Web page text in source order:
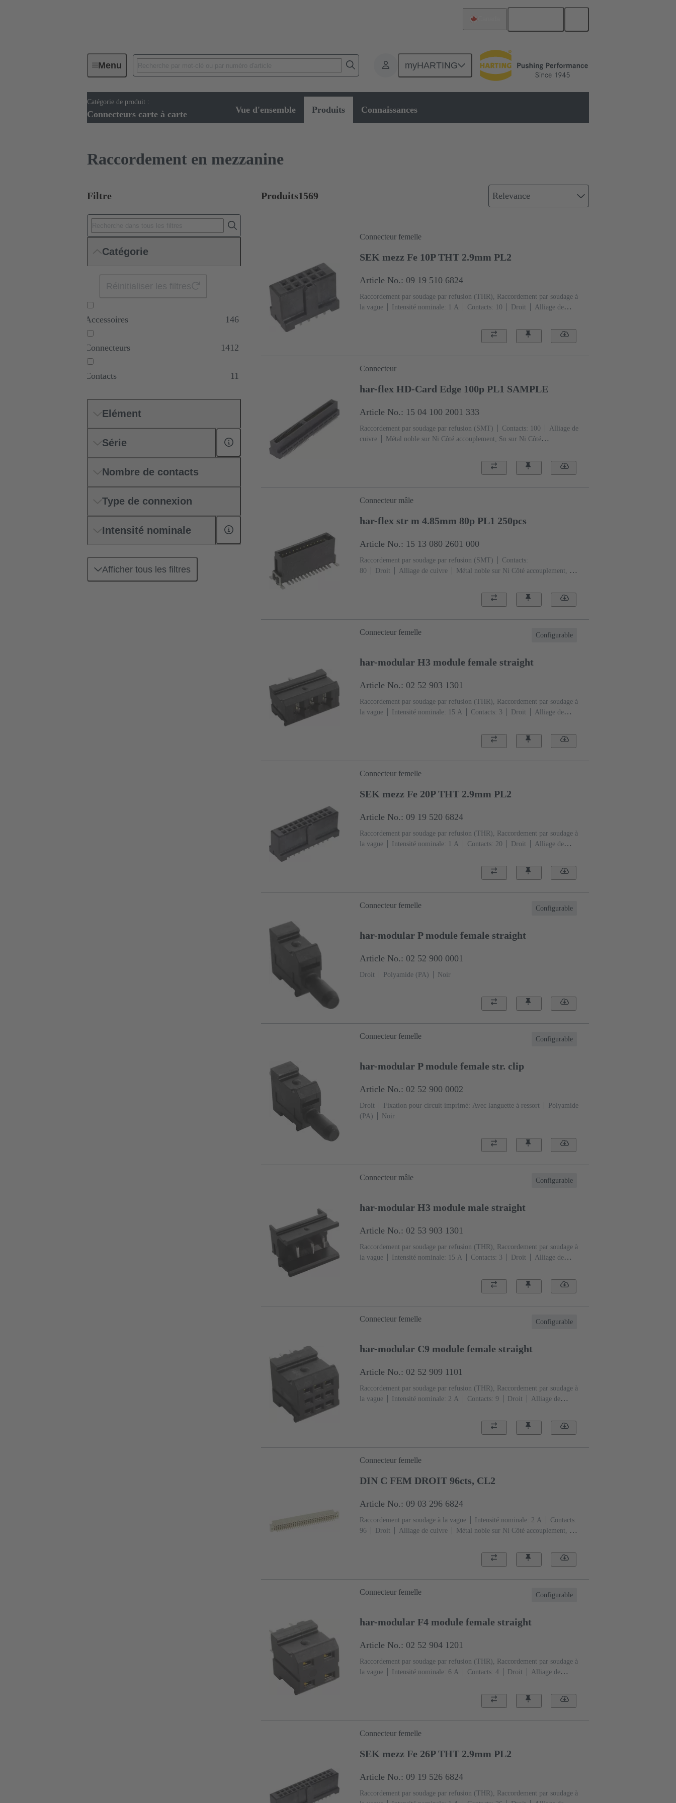
Menu myHARTING
Catégorie de produit :
Connecteurs carte à carte Vue d'ensemble Produits Connaissances
Connectivité d'Equipements
Raccordement en mezzanine
Filtre
Catégorie
Accessoires 146
Connecteurs 1412
Contacts 11
Elément
Série
Nombre de contacts
Type de connexion
Intensité nominale
Afficher tous les filtres
Produits1569 Relevance
Connecteur femelle
SEK mezz Fe 10P THT 2.9mm PL2
Article No.: 09 19 510 6824
Raccordement par soudage par refusion (THR), Raccordement par soudage à
la vague
Intensité nominale: ‌1 A Contacts: 10 Droit
Alliage de
Polymère à cristaux liquides
Connecteur
har-flex HD-Card Edge 100p PL1 SAMPLE
Article No.: 15 04 100 2001 333
Raccordement par soudage par refusion (SMT) Contacts: 100
Alliage de
cuivre
Métal noble sur Ni Côté accouplement, Sn sur Ni Côté
Connecteur mâle
har-flex str m 4.85mm 80p PL1 250pcs
Article No.: 15 13 080 2601 000
Raccordement par soudage par refusion (SMT)
Contacts:
80
Droit Alliage de cuivre
Métal noble sur Ni Côté accouplement, Sn
Configurable
Connecteur femelle
har-modular H3 module female straight
Article No.: 02 52 903 1301
Raccordement par soudage par refusion (THR), Raccordement par soudage à
la vague
Intensité nominale: ‌15 A Contacts: 3 Droit
Alliage de
Classe de performance: 1, selon IEC 60603-2
Polyamide
Connecteur femelle
SEK mezz Fe 20P THT 2.9mm PL2
Article No.: 09 19 520 6824
Raccordement par soudage par refusion (THR), Raccordement par soudage à
la vague
Intensité nominale: ‌1 A Contacts: 20 Droit
Alliage de
Polymère à cristaux liquides
Configurable
Connecteur femelle
har-modular P module female straight
Article No.: 02 52 900 0001
Droit Polyamide (PA) Noir
Configurable
Connecteur femelle
har-modular P module female str. clip
Article No.: 02 52 900 0002
Droit Fixation pour circuit imprimé: Avec languette à ressort
Polyamide
(PA)
Noir
Configurable
Connecteur mâle
har-modular H3 module male straight
Article No.: 02 53 903 1301
Raccordement par soudage par refusion (THR), Raccordement par soudage à
la vague
Intensité nominale: ‌15 A Contacts: 3 Droit
Alliage de
Classe de performance: 1, selon IEC 60603-2
Polyamide
Configurable
Connecteur femelle
har-modular C9 module female straight
Article No.: 02 52 909 1101
Raccordement par soudage par refusion (THR), Raccordement par soudage à
la vague
Intensité nominale: ‌2 A Contacts: 9 Droit
Alliage de
Classe de performance: 1, selon IEC 60603-2
Polyamide
Connecteur femelle
DIN C FEM DROIT 96cts, CL2
Article No.: 09 03 296 6824
Raccordement par soudage à la vague Intensité nominale: ‌2 A
Contacts:
96
Droit Alliage de cuivre
Métal noble sur Ni Côté accouplement, Sn
Codage: Codage avec perte de contacts
Fixation pour circuit imprimé:
Résine thermoplastique, remplie de fibre de
Configurable
Connecteur femelle
har-modular F4 module female straight
Article No.: 02 52 904 1201
Raccordement par soudage par refusion (THR), Raccordement par soudage à
la vague
Intensité nominale: ‌6 A Contacts: 4 Droit
Alliage de
Classe de performance: 1, selon IEC 60603-2
Polyamide
Connecteur femelle
SEK mezz Fe 26P THT 2.9mm PL2
Article No.: 09 19 526 6824
Raccordement par soudage par refusion (THR), Raccordement par soudage à